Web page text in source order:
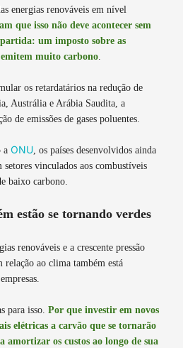
energias renováveis em nível
que isso não deve acontecer sem
um imposto sobre as
emitem muito carbono.
os retardatários na redução de
Austrália e Arábia Saudita, a
de emissões de gases poluentes.
a ONU, os países desenvolvidos ainda
setores vinculados aos combustíveis
baixo carbono.
estão se tornando verdes
renováveis e a crescente pressão
relação ao clima também está
para isso. Por que investir em novos
elétricas a carvão que se tornarão
amortizar os custos ao longo de sua